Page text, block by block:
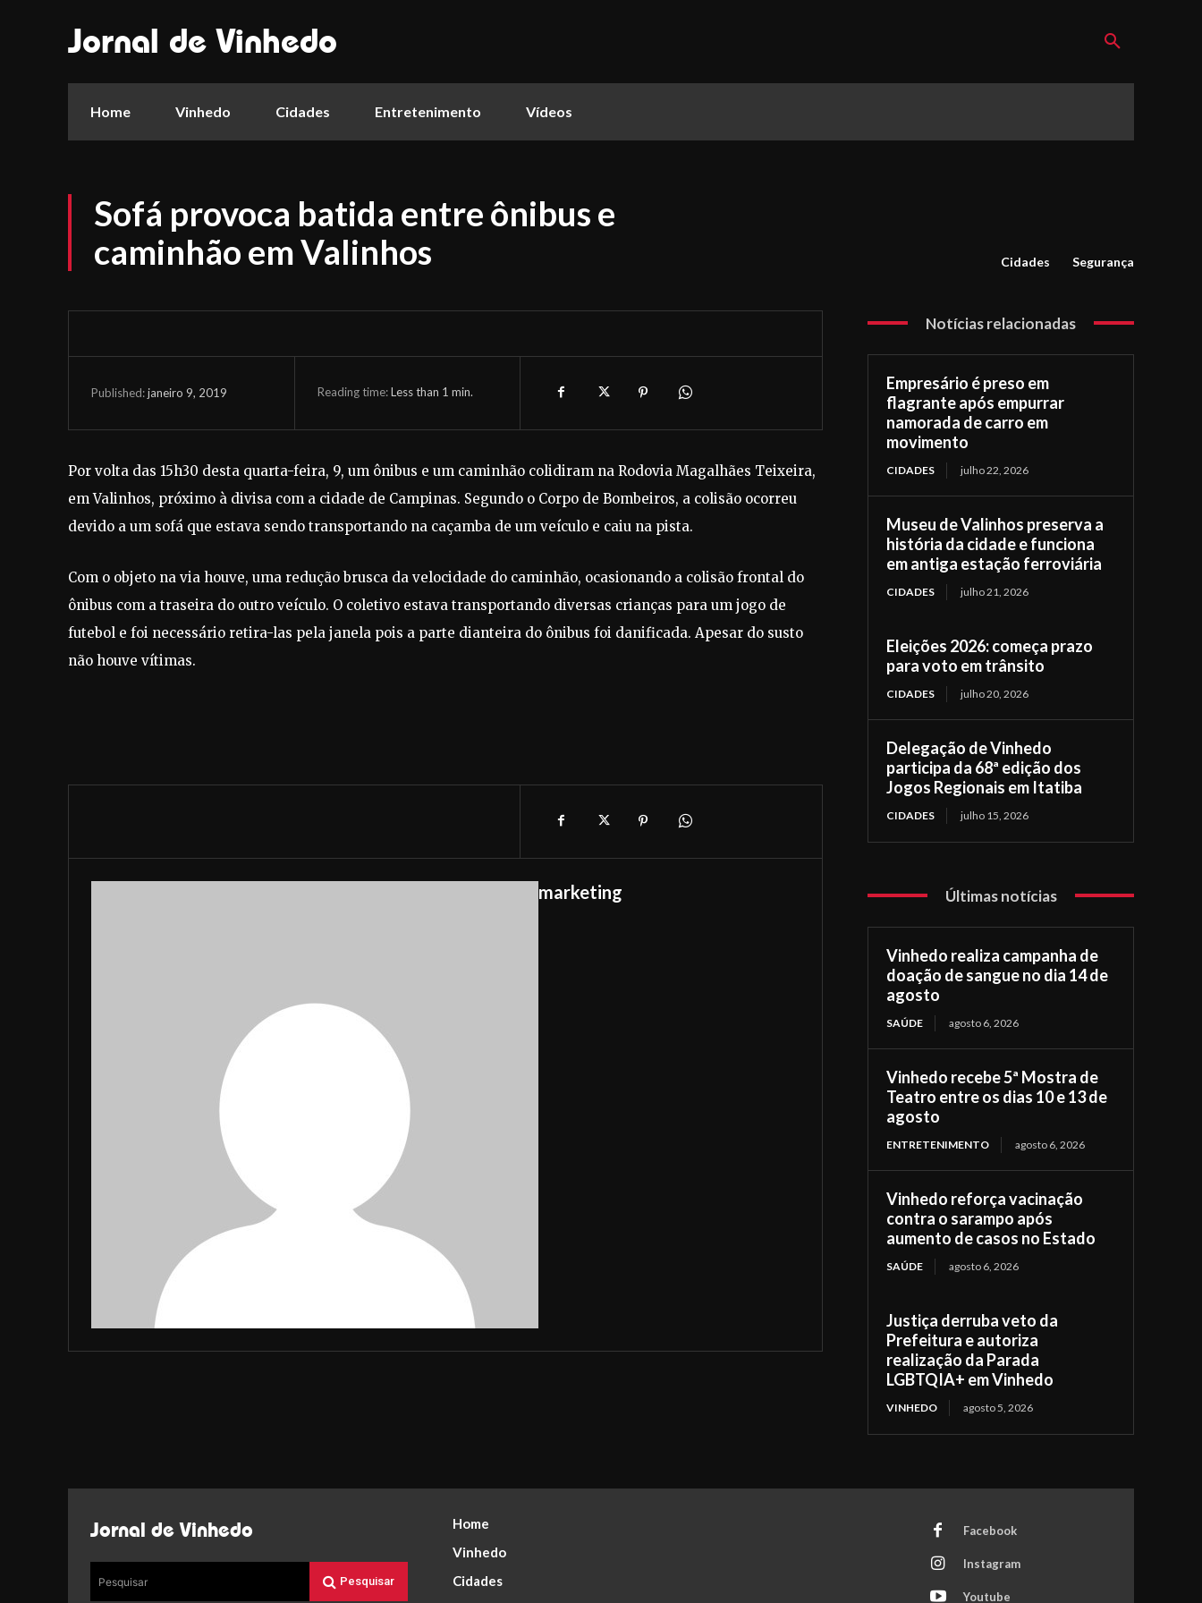
Jornal de Vinhedo
Home Vinhedo Cidades Entretenimento Vídeos
Sofá provoca batida entre ônibus e
caminhão em Valinhos
Cidades Segurança
Published:janeiro 9, 2019 Reading time:Less than 1 min.
Por volta das 15h30 desta quarta-feira, 9, um ônibus e um caminhão colidiram na Rodovia Magalhães Teixeira,
em Valinhos, próximo à divisa com a cidade de Campinas. Segundo o Corpo de Bombeiros, a colisão ocorreu
devido a um sofá que estava sendo transportando na caçamba de um veículo e caiu na pista.
Com o objeto na via houve, uma redução brusca da velocidade do caminhão, ocasionando a colisão frontal do
ônibus com a traseira do outro veículo. O coletivo estava transportando diversas crianças para um jogo de
futebol e foi necessário retira-las pela janela pois a parte dianteira do ônibus foi danificada. Apesar do susto
não houve vítimas.
marketing
Notícias relacionadas
Empresário é preso em
flagrante após empurrar
namorada de carro em
movimento
CIDADES julho 22, 2026
Museu de Valinhos preserva a
história da cidade e funciona
em antiga estação ferroviária
CIDADES julho 21, 2026
Eleições 2026: começa prazo
para voto em trânsito
CIDADES julho 20, 2026
Delegação de Vinhedo
participa da 68ª edição dos
Jogos Regionais em Itatiba
CIDADES julho 15, 2026
Últimas notícias
Vinhedo realiza campanha de
doação de sangue no dia 14 de
agosto
SAÚDE agosto 6, 2026
Vinhedo recebe 5ª Mostra de
Teatro entre os dias 10 e 13 de
agosto
ENTRETENIMENTO agosto 6, 2026
Vinhedo reforça vacinação
contra o sarampo após
aumento de casos no Estado
SAÚDE agosto 6, 2026
Justiça derruba veto da
Prefeitura e autoriza
realização da Parada
LGBTQIA+ em Vinhedo
VINHEDO agosto 5, 2026
Jornal de Vinhedo
Pesquisar Pesquisar
Home
Vinhedo
Cidades
Facebook
Instagram
Youtube